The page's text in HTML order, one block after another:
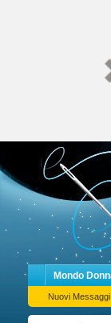
Mondo
Nuovi Messaggi